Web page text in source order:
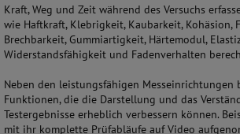
Kraft, Weg und Zeit während des Versuchs
wie Haftkraft, Klebrigkeit, Kaubarkeit, Kohäsion,
Brechbarkeit, Gummiartigkeit, Härtemodul,
Widerstandsfähigkeit und Fadenverhalten
Neben den leistungsfähigen Messeinrichtungen
Funktionen, die die Darstellung und das
Testergebnisse erheblich verbessern können.
mit ihr komplette Prüfabläufe auf Video